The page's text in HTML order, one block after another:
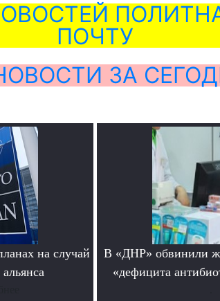
ПОЧТУ
ЗА
на случай
В «ДНР» обвинили
«дефицита